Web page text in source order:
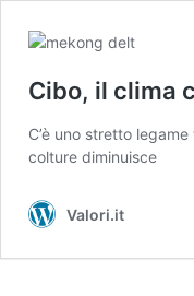
Cibo, il clima
C’è uno stretto
colture diminuisce
Valori.it